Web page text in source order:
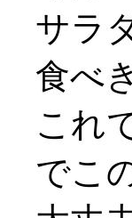
サラ
食べ
これ
でこ